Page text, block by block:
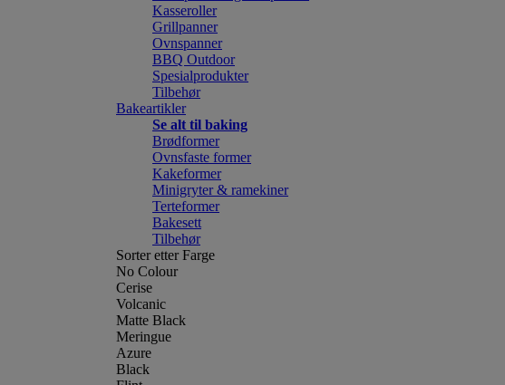
Kasseroller
Grillpanner
Ovnspanner
BBQ Outdoor
Spesialprodukter
Tilbehør
Bakeartikler
Se alt til baking
Brødformer
Ovnsfaste former
Kakeformer
Minigryter & ramekiner
Terteformer
Bakesett
Tilbehør
Sorter etter Farge
No Colour
Cerise
Volcanic
Matte Black
Meringue
Azure
Black